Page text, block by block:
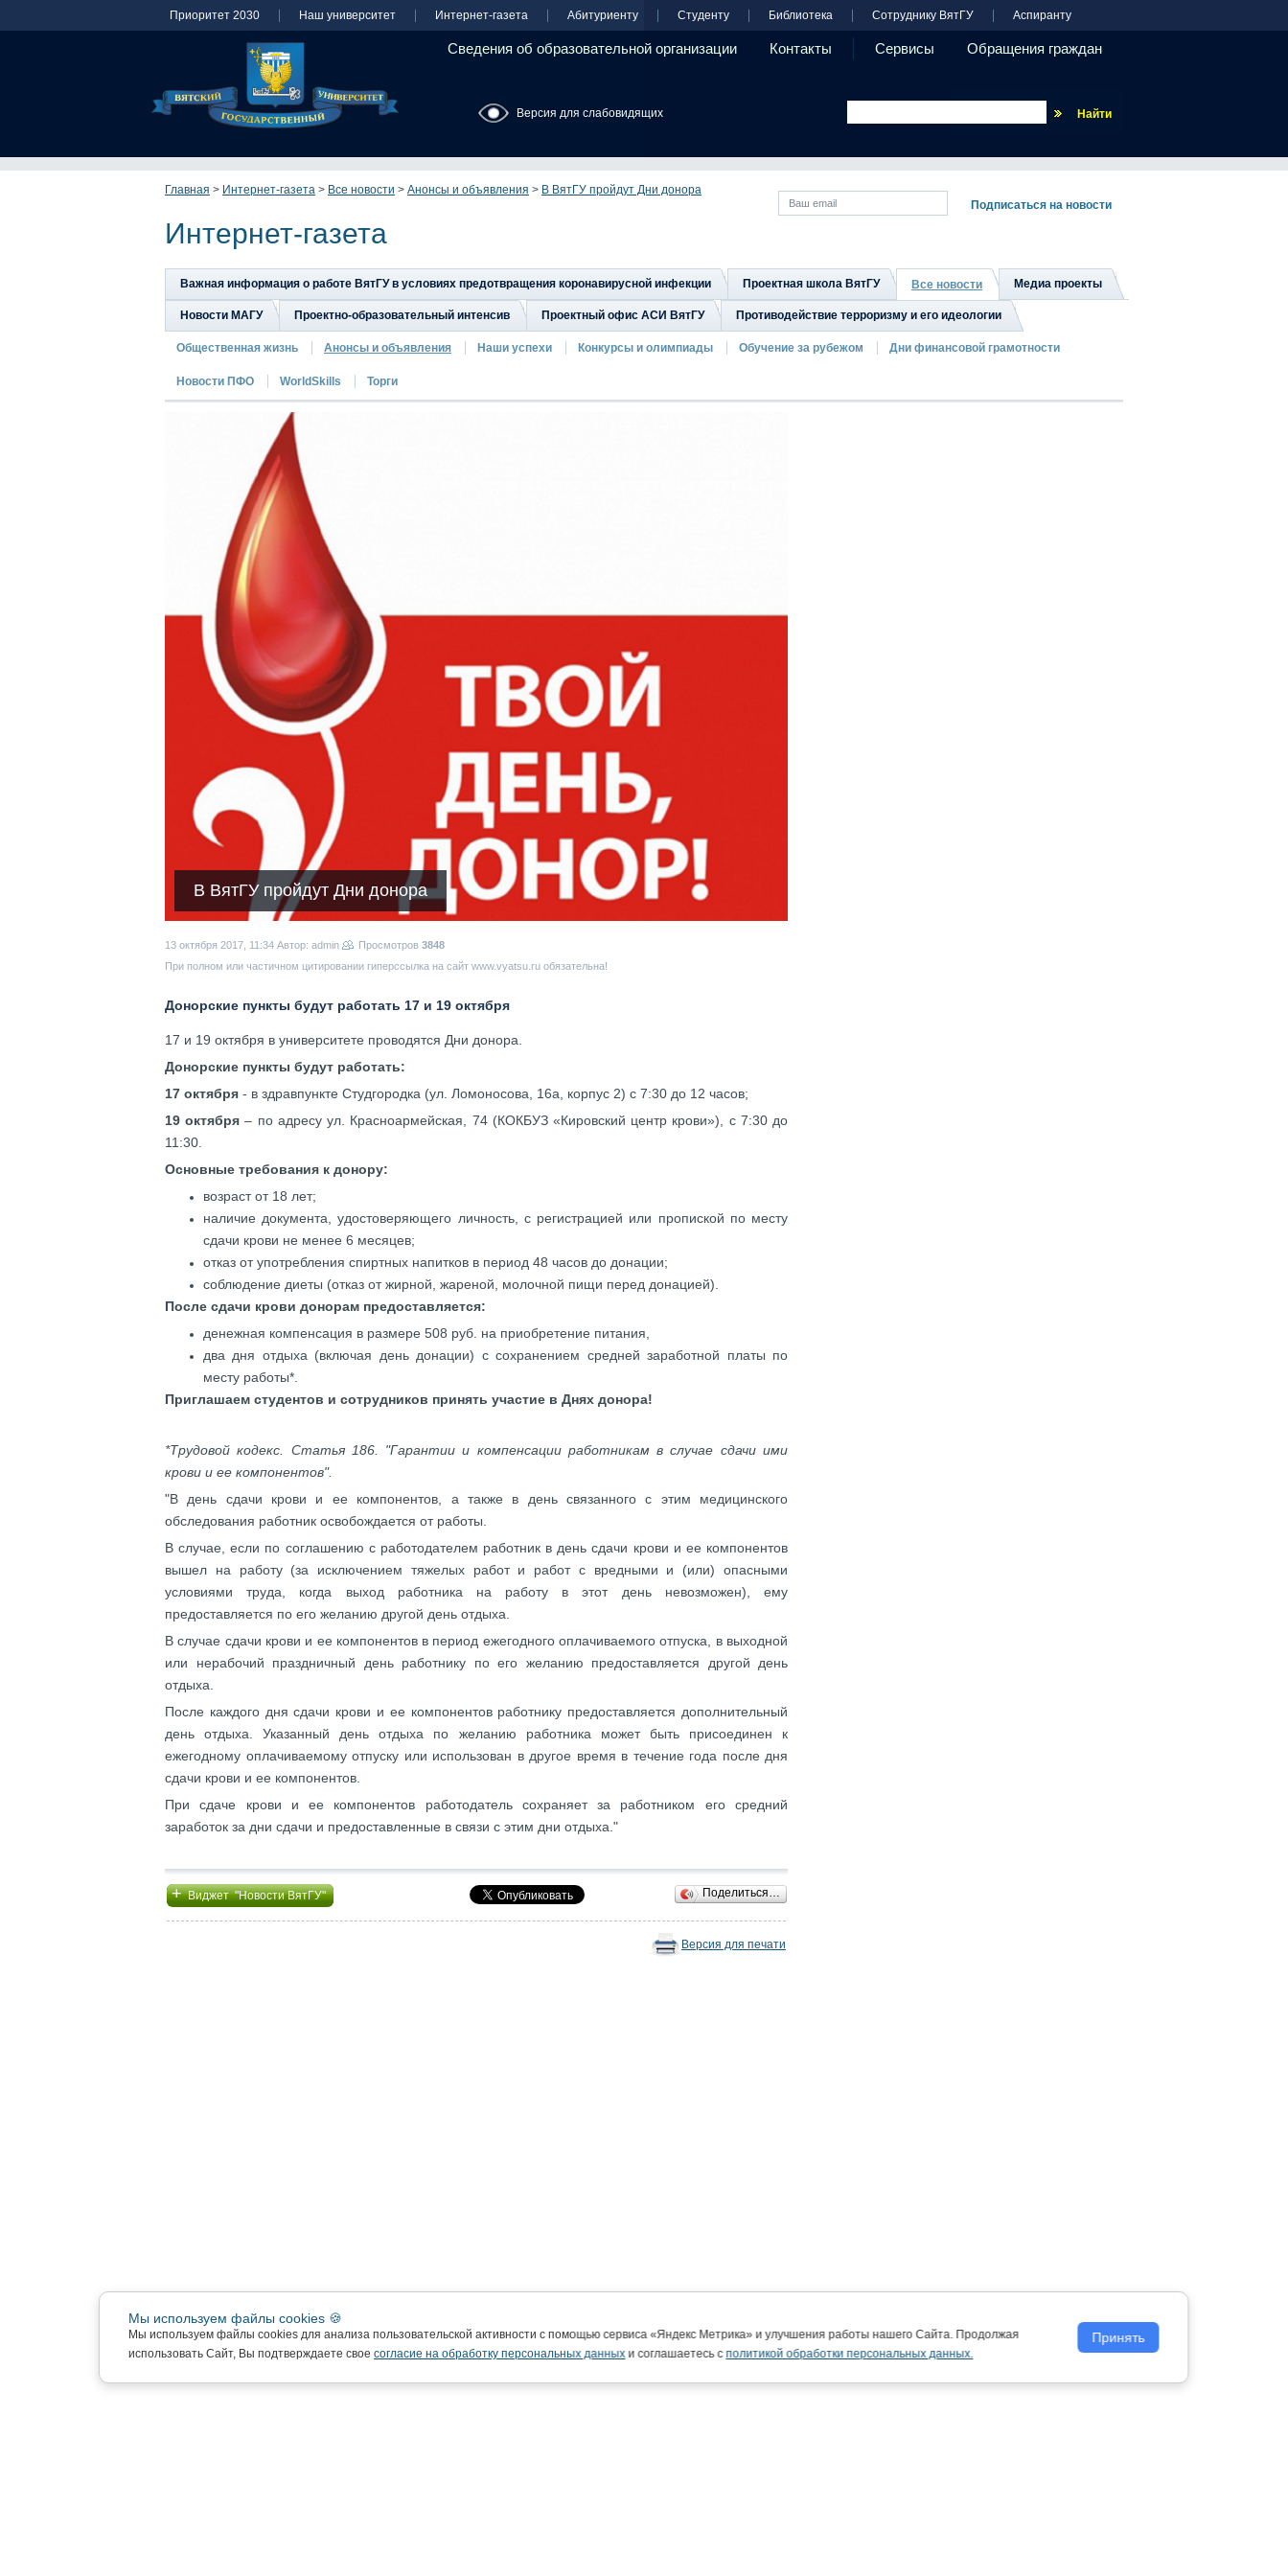
Приоритет 2030 Наш университет Интернет-газета Абитуриенту Студенту Библиотека Сотруднику ВятГУ Аспиранту
Сведения об образовательной организации Контакты Сервисы Обращения граждан
Версия для слабовидящих
Главная > Интернет-газета > Все новости > Анонсы и объявления > В ВятГУ пройдут Дни донора
Интернет-газета
Важная информация о работе ВятГУ в условиях предотвращения коронавирусной инфекции Проектная школа ВятГУ Все новости Медиа проекты
Новости МАГУ Проектно-образовательный интенсив Проектный офис АСИ ВятГУ Противодействие терроризму и его идеологии
Общественная жизнь Анонсы и объявления Наши успехи Конкурсы и олимпиады Обучение за рубежом Дни финансовой грамотности
Новости ПФО WorldSkills Торги
В ВятГУ пройдут Дни донора
13 октября 2017, 11:34 Автор: admin Просмотров 3848
При полном или частичном цитировании гиперссылка на сайт www.vyatsu.ru обязательна!
Донорские пункты будут работать 17 и 19 октября
17 и 19 октября в университете проводятся Дни донора.
Донорские пункты будут работать:
17 октября - в здравпункте Студгородка (ул. Ломоносова, 16а, корпус 2) с 7:30 до 12 часов;
19 октября – по адресу ул. Красноармейская, 74 (КОКБУЗ «Кировский центр крови»), с 7:30 до
11:30.
Основные требования к донору:
возраст от 18 лет;
наличие документа, удостоверяющего личность, с регистрацией или пропиской по месту
сдачи крови не менее 6 месяцев;
отказ от употребления спиртных напитков в период 48 часов до донации;
соблюдение диеты (отказ от жирной, жареной, молочной пищи перед донацией).
После сдачи крови донорам предоставляется:
денежная компенсация в размере 508 руб. на приобретение питания,
два дня отдыха (включая день донации) с сохранением средней заработной платы по
месту работы*.
Приглашаем студентов и сотрудников принять участие в Днях донора!
*Трудовой кодекс. Статья 186. "Гарантии и компенсации работникам в случае сдачи ими
крови и ее компонентов".
"В день сдачи крови и ее компонентов, а также в день связанного с этим медицинского
обследования работник освобождается от работы.
В случае, если по соглашению с работодателем работник в день сдачи крови и ее компонентов
вышел на работу (за исключением тяжелых работ и работ с вредными и (или) опасными
условиями труда, когда выход работника на работу в этот день невозможен), ему
предоставляется по его желанию другой день отдыха.
В случае сдачи крови и ее компонентов в период ежегодного оплачиваемого отпуска, в выходной
или нерабочий праздничный день работнику по его желанию предоставляется другой день
отдыха.
После каждого дня сдачи крови и ее компонентов работнику предоставляется дополнительный
день отдыха. Указанный день отдыха по желанию работника может быть присоединен к
ежегодному оплачиваемому отпуску или использован в другое время в течение года после дня
сдачи крови и ее компонентов.
При сдаче крови и ее компонентов работодатель сохраняет за работником его средний
заработок за дни сдачи и предоставленные в связи с этим дни отдыха."
+Виджет "Новости ВятГУ" Поделиться…
Версия для печати
Мы используем файлы cookies 🍪
Мы используем файлы cookies для анализа пользовательской активности с помощью сервиса «Яндекс Метрика» и улучшения работы нашего Сайта. Продолжая
использовать Сайт, Вы подтверждаете своесогласие на обработку персональных данныхи соглашаетесь сполитикой обработки персональных данных.
Принять